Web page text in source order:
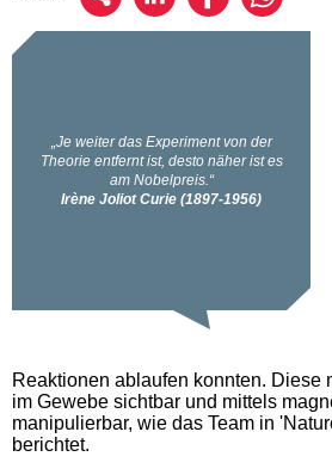
Reaktionen ablaufen konnten. Diese
im Gewebe sichtbar und mittels
manipulierbar, wie das Team in
berichtet.